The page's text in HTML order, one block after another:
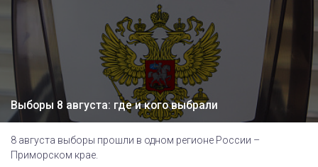
Выборы 8 августа: где и кого выбрали
8 августа выборы прошли в одном регионе России –
Приморском крае.